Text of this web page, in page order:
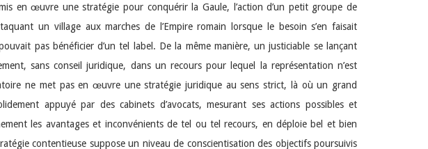
en œuvre une stratégie pour conquérir la Gaule, l’action d’un petit groupe de
un village aux marches de l’Empire romain lorsque le besoin s’en faisait
pas bénéficier d’un tel label. De la même manière, un justiciable se lançant
sans conseil juridique, dans un recours pour lequel la représentation n’est
ne met pas en œuvre une stratégie juridique au sens strict, là où un grand
appuyé par des cabinets d’avocats, mesurant ses actions possibles et
les avantages et inconvénients de tel ou tel recours, en déploie bel et bien
contentieuse suppose un niveau de conscientisation des objectifs poursuivis